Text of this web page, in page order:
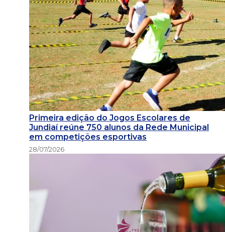
Primeira edição do Jogos Escolares de
Jundiaí reúne 750 alunos da Rede Municipal
em competições esportivas
28/07/2026